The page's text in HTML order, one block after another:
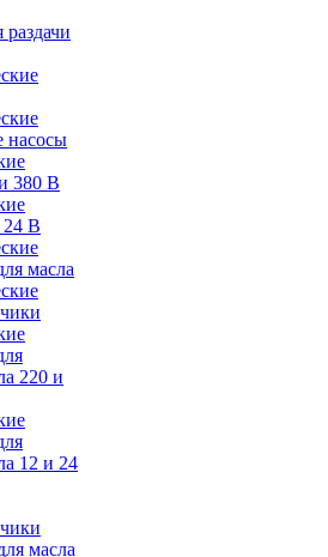
насосы
380 В
24 В
масла
220 и
12 и 24
масла